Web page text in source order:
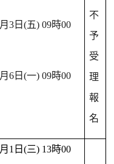
月 3 日 (五) 09時00
月 6 日 (一) 09時00
不
予
受
理
報
名
月 1 日 (三) 13時00